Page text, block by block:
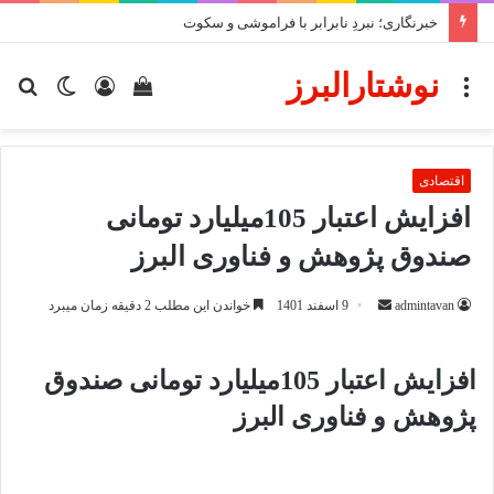
کشف 50 تن چوب قاچاق در چهارباغ
تغییر
ورود
دیدن
خرید
نوشتارالبرزمنو
اقتصادی
افزایش اعتبار 105میلیارد تومانی
صندوق پژوهش و فناوری البرز
admintavan
ارسال9 اسفند 1401 خواندن این مطلب 2 دقیقه زمان میبرد
افزایش اعتبار 105میلیارد تومانی صندوق
پژوهش و فناوری البرز